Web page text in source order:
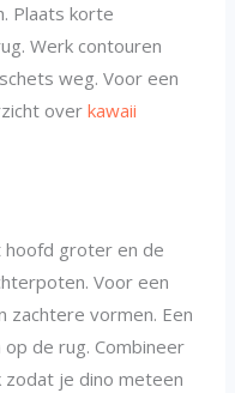
Plaats korte
Werk contouren
weg. Voor een
overkawaii
hoofd groter en de
Voor een
zachtere vormen. Een
de rug. Combineer
je dino meteen